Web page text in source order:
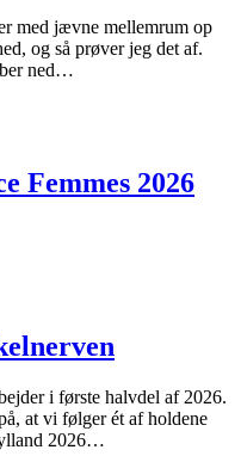
med jævne mellemrum op
og så prøver jeg det af.
ned…
Femmes 2026
i første halvdel af 2026.
at vi følger ét af holdene
2026…